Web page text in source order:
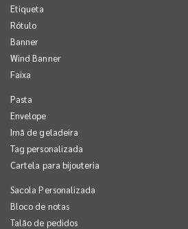
Etiqueta
Rótulo
Banner
Wind Banner
Faixa
Pasta
Envelope
Imã de geladeira
Tag personalizada
Cartela para bijouteria
Sacola Personalizada
Bloco de notas
Talão de pedidos